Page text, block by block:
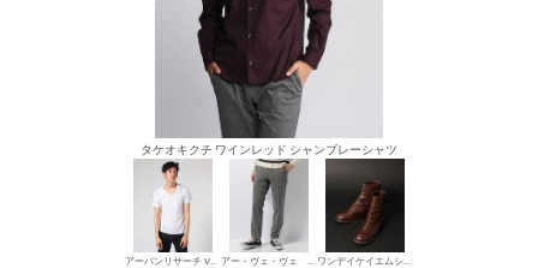
タケオキクチ ワインレッド シャンブレーシャツ
アーバンリサーチ VネックTシャツ アー・ヴェ・ヴェ オム チノパン・綿パン ワンデイケイエムシー エンジニア・ペコスブーツ